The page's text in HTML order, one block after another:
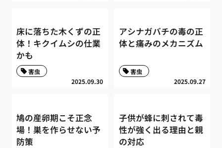
床に落ちた木くずの正
体！キクイムシの仕業
かも
2025.09.30
害虫
アシナガバチの毒の正
体と痛みのメカニズム
2025.09.27
害虫
鳩の産卵期こそ正念
場！巣を作らせない予
防策
子供が蜂に刺されて毒
性が強く出る理由と親
の対応